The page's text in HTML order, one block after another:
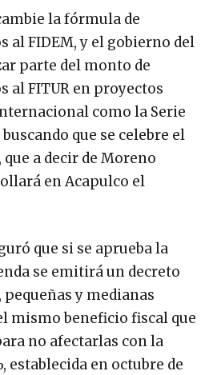
la fórmula de
al FIDEM, y el gobierno del
parte del monto de
al FITUR en proyectos
como la Serie
que se celebre el
a decir de Moreno
en Acapulco el
que si se aprueba la
se emitirá un decreto
y medianas
mismo beneficio fiscal que
no afectarlas con la
establecida en octubre de